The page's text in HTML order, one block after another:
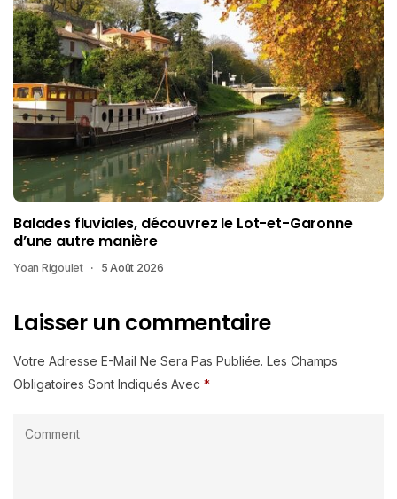
Balades fluviales, découvrez le Lot-et-Garonne
d’une autre manière
Yoan Rigoulet 5 Août 2026
Laisser un commentaire
Votre Adresse E-Mail Ne Sera Pas Publiée. Les Champs
Obligatoires Sont Indiqués Avec *